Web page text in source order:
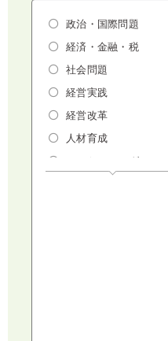
政治・国際問題
経済・金融・税
社会問題
経営実践
経営改革
人材育成
マーケティング